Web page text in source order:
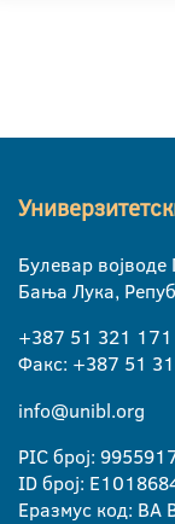
Булевар војводе
Бања Лука,
+387 51 321 171
Факс: +387 51
info@unibl.org
PIC број:
ID број:
Еразмус код: BA